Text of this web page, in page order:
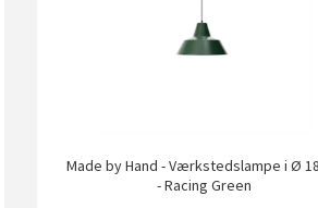
Made by Hand - Værkstedslampe i Ø
- Racing Green